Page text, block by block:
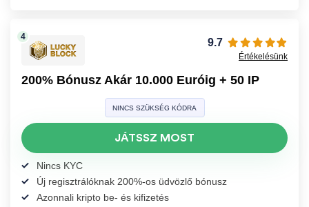
200% Bónusz Akár 10.000 Euróig + 50 IP
Nincs KYC
Új regisztrálóknak 200%-os üdvözlő bónusz
Azonnali kripto be- és kifizetés
9.7
Értékelésünk
NINCS SZÜKSÉG KÓDRA
JÁTSSZ MOST